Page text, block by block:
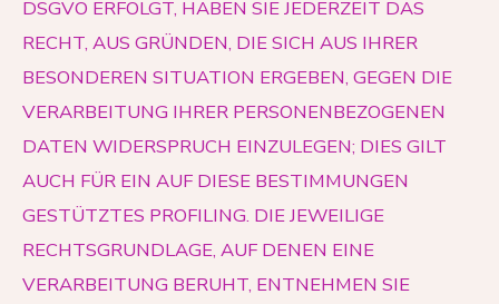
DSGVO ERFOLGT, HABEN SIE JEDERZEIT DAS
RECHT, AUS GRÜNDEN, DIE SICH AUS IHRER
BESONDEREN SITUATION ERGEBEN, GEGEN DIE
VERARBEITUNG IHRER PERSONENBEZOGENEN
DATEN WIDERSPRUCH EINZULEGEN; DIES GILT
AUCH FÜR EIN AUF DIESE BESTIMMUNGEN
GESTÜTZTES PROFILING. DIE JEWEILIGE
RECHTSGRUNDLAGE, AUF DENEN EINE
VERARBEITUNG BERUHT, ENTNEHMEN SIE